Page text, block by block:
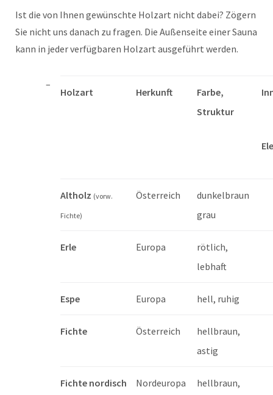
Ist die von Ihnen gewünschte Holzart nicht dabei? Zögern
Sie nicht uns danach zu fragen. Die Außenseite einer Sauna
kann in jeder verfügbaren Holzart ausgeführt werden.
Holzart Herkunft
Farbe,
Struktur
Altholz (vorw.
Fichte)
Österreich
dunkelbraun
grau
Erle Europa
rötlich,
lebhaft
Espe Europa hell, ruhig
Fichte Österreich
hellbraun,
astig
Fichte nordisch
Nordeuropa
hellbraun,